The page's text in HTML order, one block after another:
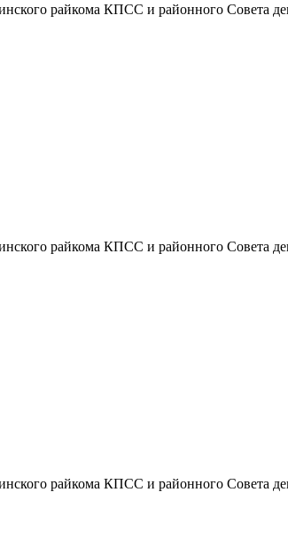
райкома КПСС и районного Совета
райкома КПСС и районного Совета
райкома КПСС и районного Совета